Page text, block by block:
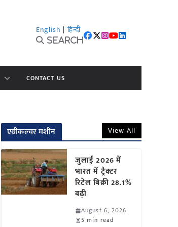
English | हिन्दी
Search
CONTACT US
एग्रीकल्चर मशीन View All
जुलाई 2026 में
भारत में ट्रैक्टर
रिटेल बिक्री 28.1%
बढ़ी
August 6, 2026
5 min read